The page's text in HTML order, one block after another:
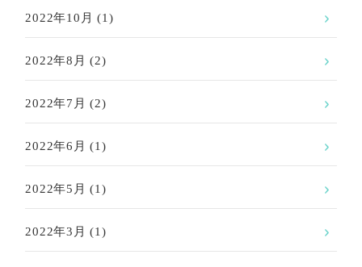
2022年10月 (1)
2022年8月 (2)
2022年7月 (2)
2022年6月 (1)
2022年5月 (1)
2022年3月 (1)